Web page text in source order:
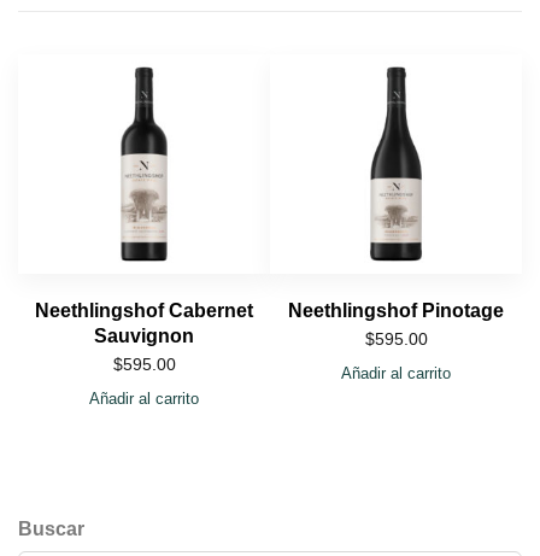
Neethlingshof Cabernet
Sauvignon
$595.00
Añadir al carrito
Neethlingshof Pinotage
$595.00
Añadir al carrito
Buscar